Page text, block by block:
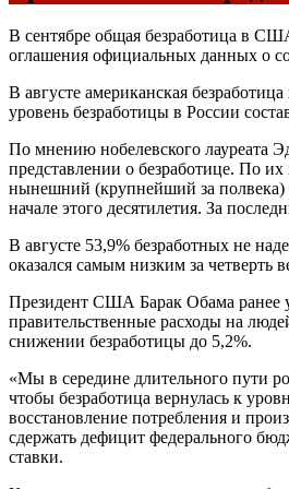
В сентябре общая безработица в
оглашения официальных данных о
В августе американская
уровень безработицы в России
По мнению нобелевского лауреата
представлении о безработице. По
нынешний (крупнейший за полвека)
начале этого десятилетия. За
В августе 53,9% безработных не
оказался самым низким за четверть
Президент США Барак Обама ранее
правительственные расходы на
снижении безработицы до 5,2%.
«Мы в середине длительного пути
чтобы безработица вернулась к
восстановление потребления и
сдержать дефицит федерального
ставки.